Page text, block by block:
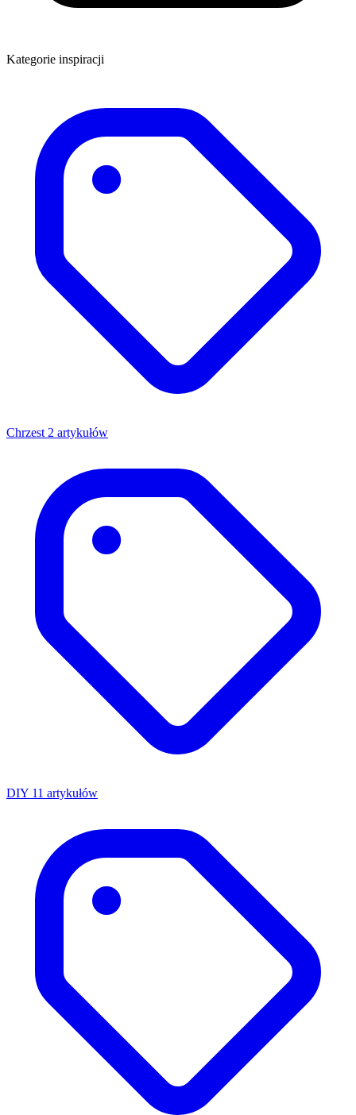
Kategorie inspiracji
Chrzest 2 artykułów
DIY 11 artykułów